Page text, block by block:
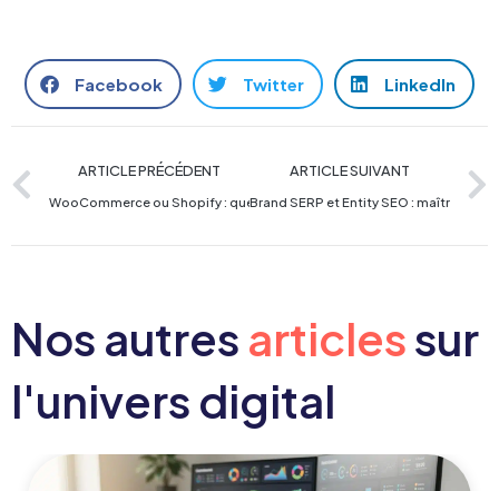
Facebook Twitter LinkedIn
ARTICLE PRÉCÉDENT
WooCommerce ou Shopify : quelle plateforme e-commerce choisir ?
ARTICLE SUIVANT
Brand SERP et Entity SEO : maîtriser
Nos autresarticlessur
l'univers digital